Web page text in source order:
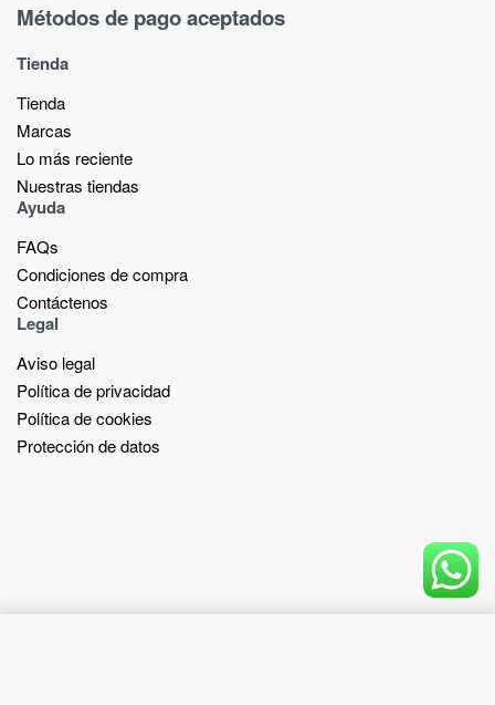
Métodos de pago aceptados
Tienda
Tienda
Marcas
Lo más reciente​
Nuestras tiendas​
Ayuda
FAQs
Condiciones de compra
Contáctenos
Legal
Aviso legal
Política de privacidad
Política de cookies
Protección de datos